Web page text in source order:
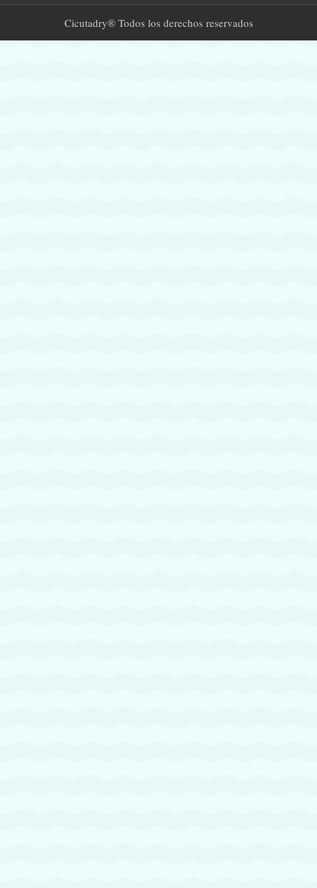
Cicutadry® Todos los derechos reservados